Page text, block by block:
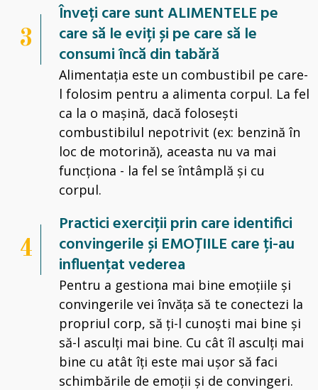
3
Înveți care sunt ALIMENTELE pe
care să le eviți și pe care să le
consumi încă din tabără
Alimentația este un combustibil pe care-
l folosim pentru a alimenta corpul. La fel
ca la o mașină, dacă folosești
combustibilul nepotrivit (ex: benzină în
loc de motorină), aceasta nu va mai
funcționa - la fel se întâmplă și cu
corpul.
4
Practici exerciții prin care identifici
convingerile și EMOȚIILE care ți-au
influențat vederea
Pentru a gestiona mai bine emoțiile și
convingerile vei învăța să te conectezi la
propriul corp, să ți-l cunoști mai bine și
să-l asculți mai bine. Cu cât îl asculți mai
bine cu atât îți este mai ușor să faci
schimbările de emoții și de convingeri.